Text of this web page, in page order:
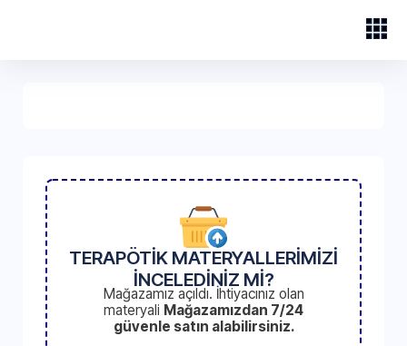
TERAPÖTİK MATERYALLERİMİZİ
İNCELEDİNİZ Mİ?
Mağazamız açıldı. İhtiyacınız olan
materyali Mağazamızdan 7/24
güvenle satın alabilirsiniz.